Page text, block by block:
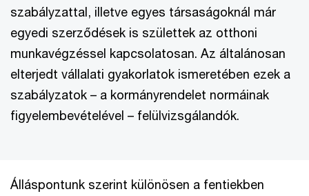
szabályzattal, illetve egyes társaságoknál már
egyedi szerződések is születtek az otthoni
munkavégzéssel kapcsolatosan. Az általánosan
elterjedt vállalati gyakorlatok ismeretében ezek a
szabályzatok – a kormányrendelet normáinak
figyelembevételével – felülvizsgálandók.
Álláspontunk szerint különösen a fentiekben